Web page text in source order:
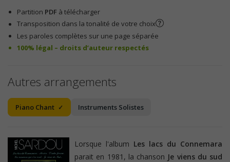
Partition PDF à télécharger
Transposition dans la tonalité de votre choix
Les paroles complètes sur une page séparée
100% légal – droits d’auteur respectés
Autres arrangements
Piano Chant Instruments Solistes
Lorsque l'album Les lacs du Connemara
parait en 1981, la chanson Je viens du sud